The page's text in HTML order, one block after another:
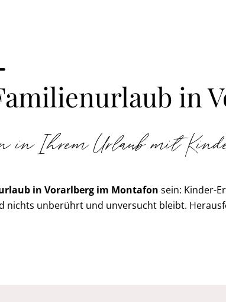
in
in Ihrem Urlaub mit
in Vorarlberg im Montafon sein: Kinder-
nichts unberührt und unversucht bleibt.